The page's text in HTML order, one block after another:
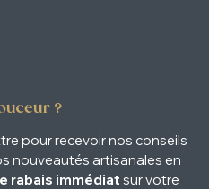
?
pour recevoir nos conseils
nouveautés artisanales en
rabais immédiat sur votre